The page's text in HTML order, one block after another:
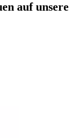
auf unsere